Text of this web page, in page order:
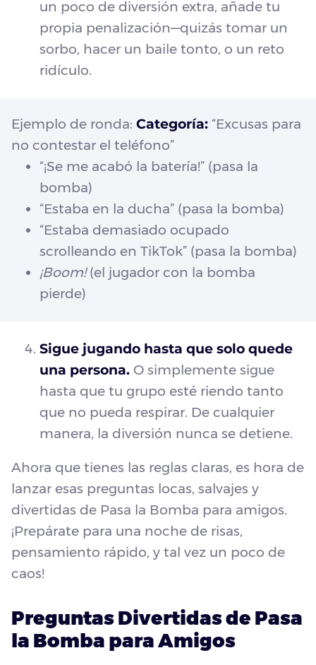
un poco de diversión extra, añade tu
propia penalización—quizás tomar un
sorbo, hacer un baile tonto, o un reto
ridículo.
Ejemplo de ronda: Categoría: “Excusas para
no contestar el teléfono”
“¡Se me acabó la batería!” (pasa la
bomba)
“Estaba en la ducha” (pasa la bomba)
“Estaba demasiado ocupado
scrolleando en TikTok” (pasa la bomba)
¡Boom!(el jugador con la bomba
pierde)
Sigue jugando hasta que solo quede
una persona. O simplemente sigue
hasta que tu grupo esté riendo tanto
que no pueda respirar. De cualquier
manera, la diversión nunca se detiene.
Ahora que tienes las reglas claras, es hora de
lanzar esas preguntas locas, salvajes y
divertidas de Pasa la Bomba para amigos.
¡Prepárate para una noche de risas,
pensamiento rápido, y tal vez un poco de
caos!
Preguntas Divertidas de Pasa
la Bomba para Amigos